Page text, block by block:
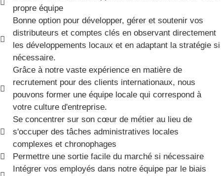
propre équipe
Bonne option pour développer, gérer et soutenir vos
distributeurs et comptes clés en observant directement
les développements locaux et en adaptant la stratégie si
nécessaire.
Grâce à notre vaste expérience en matière de
recrutement pour des clients internationaux, nous
pouvons former une équipe locale qui correspond à
votre culture d'entreprise.
Se concentrer sur son cœur de métier au lieu de
s'occuper des tâches administratives locales
complexes et chronophages
Permettre une sortie facile du marché si nécessaire
Intégrer vos employés dans notre équipe par le biais